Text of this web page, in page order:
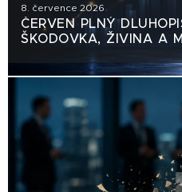
8. července 2026
ČERVEN PLNÝ
ŠKODOVKA, ŽIVINA A